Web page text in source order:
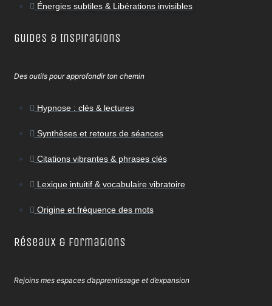
Énergies subtiles & Libérations invisibles
Guides & Inspirations
Des outils pour approfondir ton chemin
Hypnose : clés & lectures
Synthèses et retours de séances
Citations vibrantes & phrases clés
Lexique intuitif & vocabulaire vibratoire
Origine et fréquence des mots
Réseaux & Formations
Rejoins mes espaces d’apprentissage et d’expansion